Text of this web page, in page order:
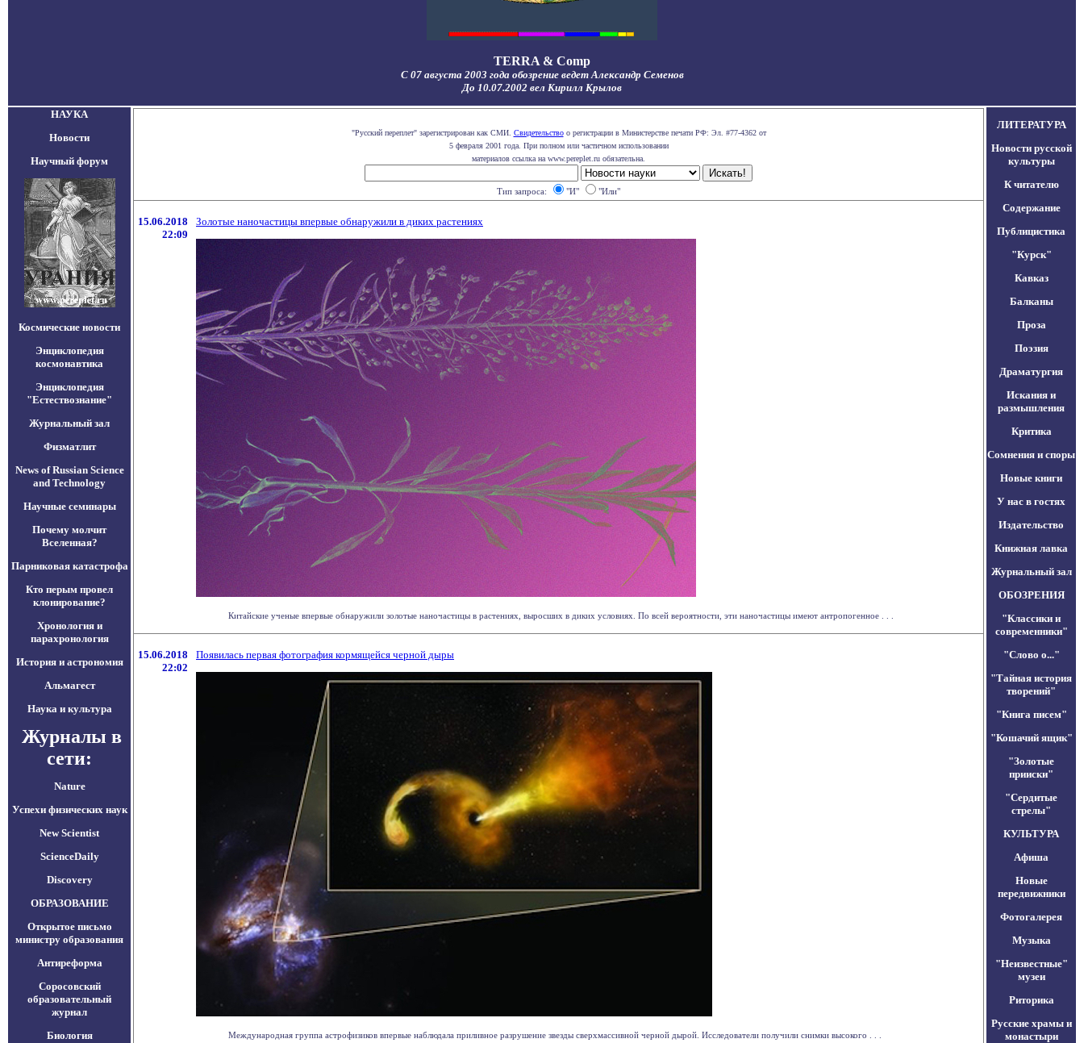
TERRA & Comp
С 07 августа 2003 года обозрение ведет Александр Семенов
До 10.07.2002 вел Кирилл Крылов
НАУКА
Новости
Научный форум
Космические новости
Энциклопедия
космонавтика
Энциклопедия
"Естествознание"
Журнальный зал
Физматлит
News of Russian Science
and Technology
Научные семинары
Почему молчит
Вселенная?
Парниковая катастрофа
Кто перым провел
клонирование?
Хронология и
парахронология
История и астрономия
Альмагест
Наука и культура
Журналы в
сети:
Nature
Успехи физических наук
New Scientist
ScienceDaily
Discovery
ОБРАЗОВАНИЕ
Открытое письмо
министру образования
Антиреформа
Соросовский
образовательный
журнал
Биология
"Русский переплет" зарегистрирован как СМИ. Свидетельствоо регистрации в Министерстве печати РФ: Эл. #77-4362 от
5 февраля 2001 года. При полном или частичном использовании
материалов ссылка на www.pereplet.ru обязательна.
Тип запроса: "И" "Или"
15.06.2018
22:09
Золотые наночастицы впервые обнаружили в диких растениях
Китайские ученые впервые обнаружили золотые наночастицы в растениях, выросших в диких условиях. По всей вероятности, эти наночастицы имеют антропогенное . . .
15.06.2018
22:02
Появилась первая фотография кормящейся черной дыры
Международная группа астрофизиков впервые наблюдала приливное разрушение звезды сверхмассивной черной дырой. Исследователи получили снимки высокого . . .
ЛИТЕРАТУРА
Новости русской
культуры
К читателю
Содержание
Публицистика
"Курск"
Кавказ
Балканы
Проза
Поэзия
Драматургия
Искания и
размышления
Критика
Сомнения и споры
Новые книги
У нас в гостях
Издательство
Книжная лавка
Журнальный зал
ОБОЗРЕНИЯ
"Классики и
современники"
"Слово о..."
"Тайная история
творений"
"Книга писем"
"Кошачий ящик"
"Золотые
прииски"
"Сердитые
стрелы"
КУЛЬТУРА
Афиша
Новые
передвижники
Фотогалерея
Музыка
"Неизвестные"
музеи
Риторика
Русские храмы и
монастыри